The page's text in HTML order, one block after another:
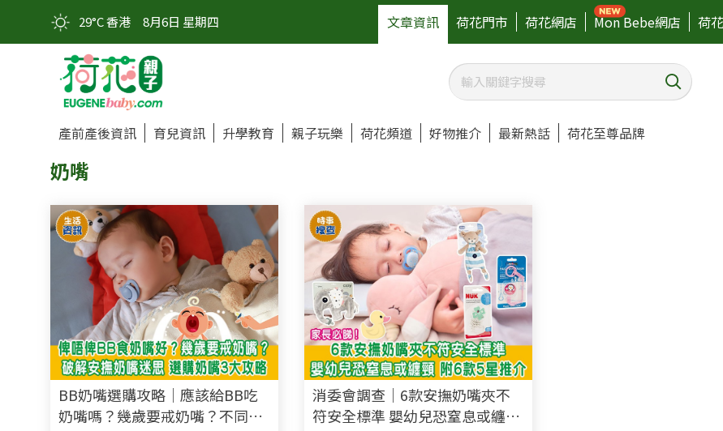
29°C 香港 8月6日 星期四 文章資訊 荷花門市 荷花網店 Mon Bebe網店 荷
產前產後資訊 育兒資訊 升學教育 親子玩樂 荷花頻道 好物推介 最新熱話 荷花至尊品牌
奶嘴
BB奶嘴選購攻略｜應該給BB吃
奶嘴嗎？幾歲要戒奶嘴？不同形
消委會調查｜6款安撫奶嘴夾不
符安全標準 嬰幼兒恐窒息或纏頸